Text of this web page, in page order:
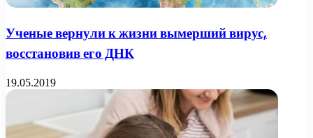
Ученые вернули к жизни вымерший вирус,
восстановив его ДНК
19.05.2019